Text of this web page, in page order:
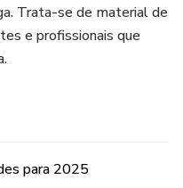
Trata-se de material de
e profissionais que
para 2025